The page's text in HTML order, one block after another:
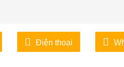
Điện thoại